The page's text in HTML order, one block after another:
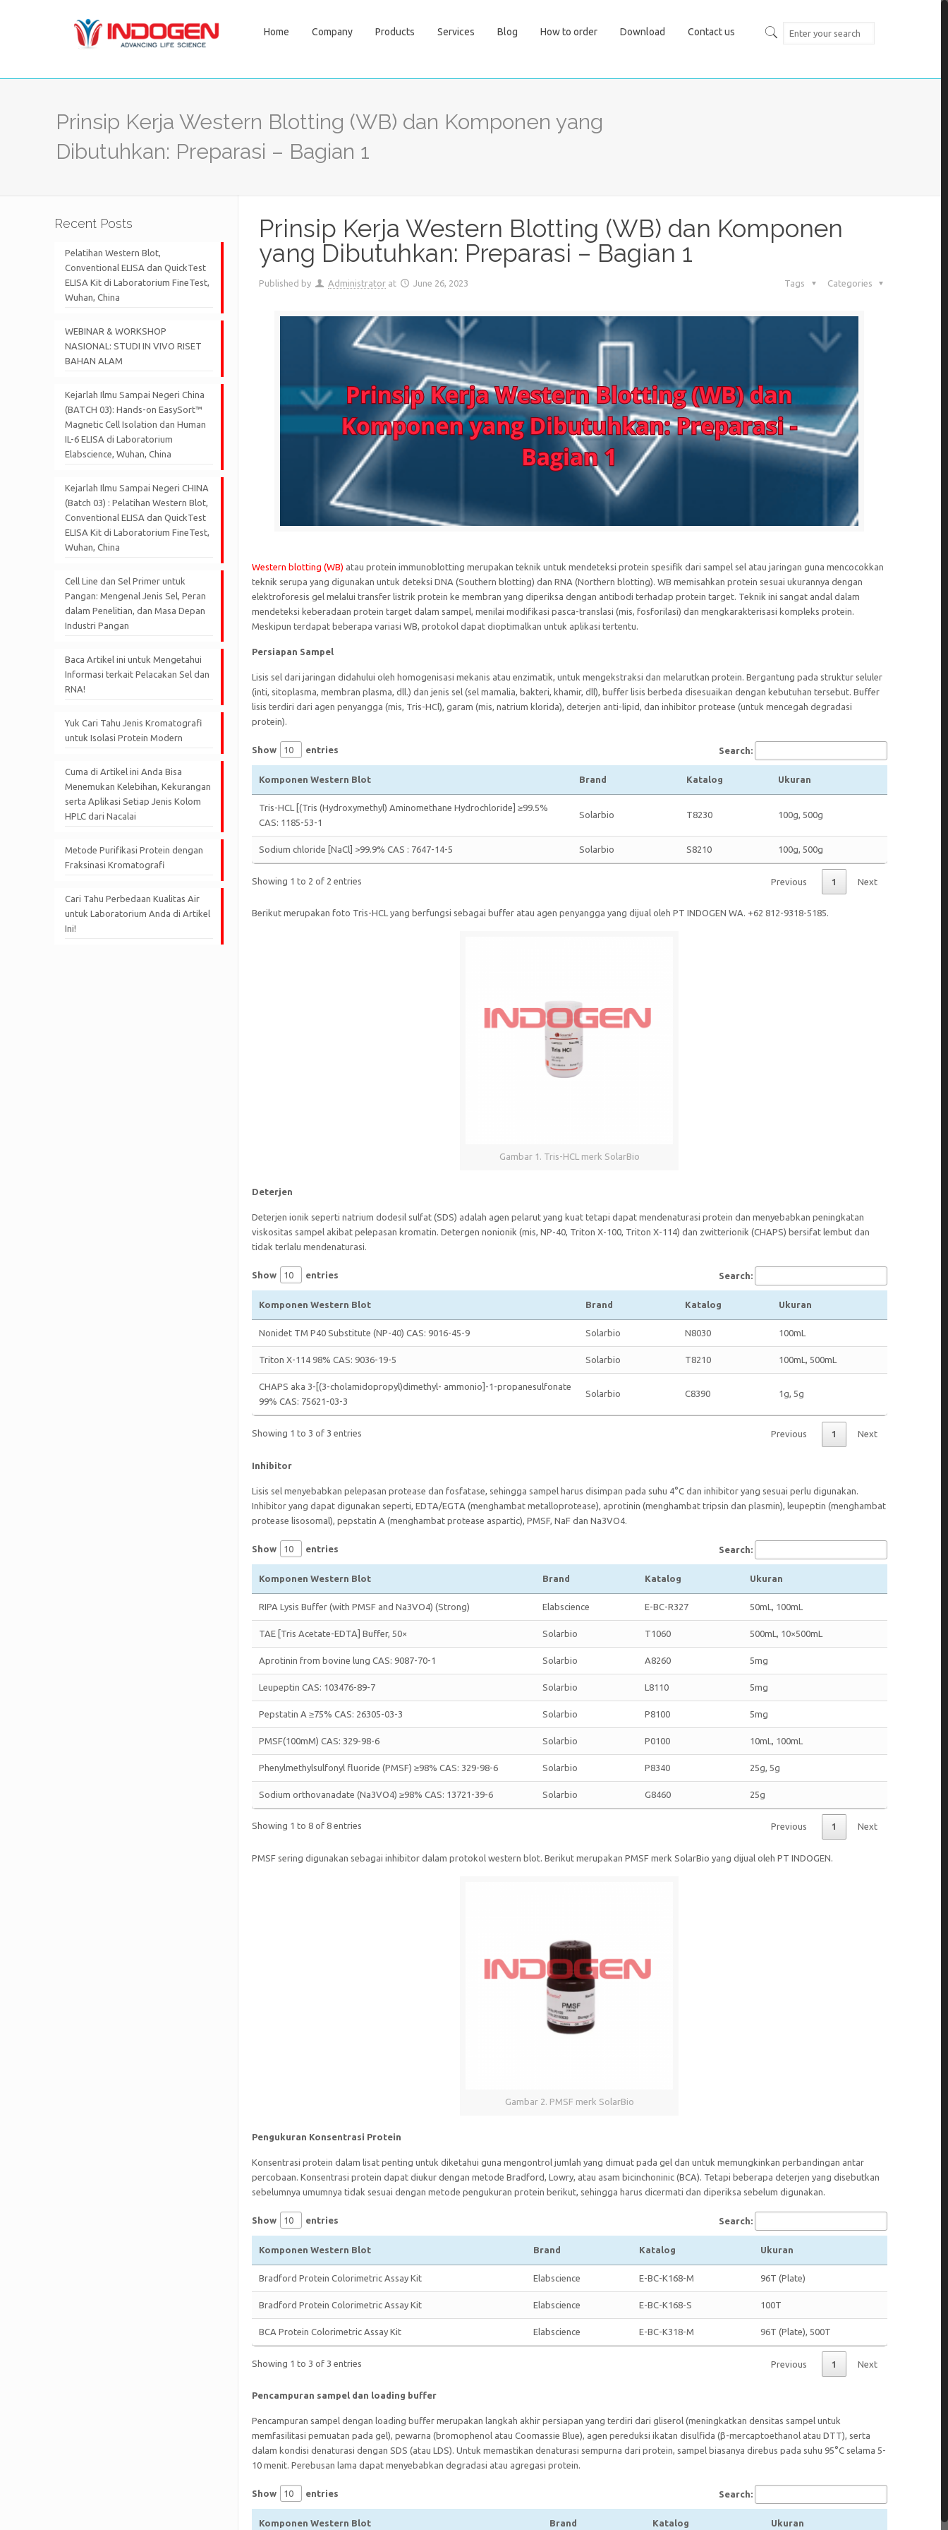
Home Company Products Services Blog How to order Download Contact us
Prinsip Kerja Western Blotting (WB) dan Komponen yang
Dibutuhkan: Preparasi – Bagian 1
Prinsip Kerja Western Blotting (WB) dan Komponen
yang Dibutuhkan: Preparasi – Bagian 1
Published by Administrator at June 26, 2023 Categories
Tags
Western blotting (WB) atau protein immunoblotting merupakan teknik untuk mendeteksi protein spesifik dari sampel sel atau jaringan guna mencocokkan
teknik serupa yang digunakan untuk deteksi DNA (Southern blotting) dan RNA (Northern blotting). WB memisahkan protein sesuai ukurannya dengan
elektroforesis gel melalui transfer listrik protein ke membran yang diperiksa dengan antibodi terhadap protein target. Teknik ini sangat andal dalam
mendeteksi keberadaan protein target dalam sampel, menilai modifikasi pasca-translasi (mis, fosforilasi) dan mengkarakterisasi kompleks protein.
Meskipun terdapat beberapa variasi WB, protokol dapat dioptimalkan untuk aplikasi tertentu.
Persiapan Sampel
Lisis sel dari jaringan didahului oleh homogenisasi mekanis atau enzimatik, untuk mengekstraksi dan melarutkan protein. Bergantung pada struktur seluler
(inti, sitoplasma, membran plasma, dll.) dan jenis sel (sel mamalia, bakteri, khamir, dll), buffer lisis berbeda disesuaikan dengan kebutuhan tersebut. Buffer
lisis terdiri dari agen penyangga (mis, Tris-HCl), garam (mis, natrium klorida), deterjen anti-lipid, dan inhibitor protease (untuk mencegah degradasi
protein).
Show entries Search:
Komponen Western Blot Brand Katalog Ukuran
Tris-HCL [(Tris (Hydroxymethyl) Aminomethane Hydrochloride] ≥99.5%
CAS: 1185-53-1
Solarbio T8230 100g, 500g
Sodium chloride [NaCl] >99.9% CAS : 7647-14-5 Solarbio S8210 100g, 500g
Showing 1 to 2 of 2 entries Previous 1 Next
Berikut merupakan foto Tris-HCL yang berfungsi sebagai buffer atau agen penyangga yang dijual oleh PT INDOGEN WA. +62 812-9318-5185.
Gambar 1. Tris-HCL merk SolarBio
Deterjen
Deterjen ionik seperti natrium dodesil sulfat (SDS) adalah agen pelarut yang kuat tetapi dapat mendenaturasi protein dan menyebabkan peningkatan
viskositas sampel akibat pelepasan kromatin. Detergen nonionik (mis, NP-40, Triton X-100, Triton X-114) dan zwitterionik (CHAPS) bersifat lembut dan
tidak terlalu mendenaturasi.
Show entries Search:
Komponen Western Blot Brand Katalog Ukuran
Nonidet TM P40 Substitute (NP-40) CAS: 9016-45-9 Solarbio N8030 100mL
Triton X-114 98% CAS: 9036-19-5 Solarbio T8210 100mL, 500mL
CHAPS aka 3-[(3-cholamidopropyl)dimethyl- ammonio]-1-propanesulfonate
99% CAS: 75621-03-3
Solarbio C8390 1g, 5g
Showing 1 to 3 of 3 entries Previous 1 Next
Inhibitor
Lisis sel menyebabkan pelepasan protease dan fosfatase, sehingga sampel harus disimpan pada suhu 4°C dan inhibitor yang sesuai perlu digunakan.
Inhibitor yang dapat digunakan seperti, EDTA/EGTA (menghambat metalloprotease), aprotinin (menghambat tripsin dan plasmin), leupeptin (menghambat
protease lisosomal), pepstatin A (menghambat protease aspartic), PMSF, NaF dan Na3VO4.
Show entries Search:
Komponen Western Blot Brand Katalog Ukuran
RIPA Lysis Buffer (with PMSF and Na3VO4) (Strong) Elabscience E-BC-R327 50mL, 100mL
TAE [Tris Acetate-EDTA] Buffer, 50× Solarbio T1060 500mL, 10×500mL
Aprotinin from bovine lung CAS: 9087-70-1 Solarbio A8260 5mg
Leupeptin CAS: 103476-89-7 Solarbio L8110 5mg
Pepstatin A ≥75% CAS: 26305-03-3 Solarbio P8100 5mg
PMSF(100mM) CAS: 329-98-6 Solarbio P0100 10mL, 100mL
Phenylmethylsulfonyl fluoride (PMSF) ≥98% CAS: 329-98-6 Solarbio P8340 25g, 5g
Sodium orthovanadate (Na3VO4) ≥98% CAS: 13721-39-6 Solarbio G8460 25g
Showing 1 to 8 of 8 entries Previous 1 Next
PMSF sering digunakan sebagai inhibitor dalam protokol western blot. Berikut merupakan PMSF merk SolarBio yang dijual oleh PT INDOGEN.
Gambar 2. PMSF merk SolarBio
Pengukuran Konsentrasi Protein
Konsentrasi protein dalam lisat penting untuk diketahui guna mengontrol jumlah yang dimuat pada gel dan untuk memungkinkan perbandingan antar
percobaan. Konsentrasi protein dapat diukur dengan metode Bradford, Lowry, atau asam bicinchoninic (BCA). Tetapi beberapa deterjen yang disebutkan
sebelumnya umumnya tidak sesuai dengan metode pengukuran protein berikut, sehingga harus dicermati dan diperiksa sebelum digunakan.
Show entries Search:
Komponen Western Blot Brand Katalog Ukuran
Bradford Protein Colorimetric Assay Kit Elabscience E-BC-K168-M 96T (Plate)
Bradford Protein Colorimetric Assay Kit Elabscience E-BC-K168-S 100T
BCA Protein Colorimetric Assay Kit Elabscience E-BC-K318-M 96T (Plate), 500T
Showing 1 to 3 of 3 entries Previous 1 Next
Pencampuran sampel dan loading buffer
Pencampuran sampel dengan loading buffer merupakan langkah akhir persiapan yang terdiri dari gliserol (meningkatkan densitas sampel untuk
memfasilitasi pemuatan pada gel), pewarna (bromophenol atau Coomassie Blue), agen pereduksi ikatan disulfida (β-mercaptoethanol atau DTT), serta
dalam kondisi denaturasi dengan SDS (atau LDS). Untuk memastikan denaturasi sempurna dari protein, sampel biasanya direbus pada suhu 95°C selama 5-
10 menit. Perebusan lama dapat menyebabkan degradasi atau agregasi protein.
Show entries Search:
Komponen Western Blot Brand Katalog Ukuran
Recent Posts
Pelatihan Western Blot,
Conventional ELISA dan QuickTest
ELISA Kit di Laboratorium FineTest,
Wuhan, China
WEBINAR & WORKSHOP
NASIONAL: STUDI IN VIVO RISET
BAHAN ALAM
Kejarlah Ilmu Sampai Negeri China
(BATCH 03): Hands-on EasySort™
Magnetic Cell Isolation dan Human
IL-6 ELISA di Laboratorium
Elabscience, Wuhan, China
Kejarlah Ilmu Sampai Negeri CHINA
(Batch 03) : Pelatihan Western Blot,
Conventional ELISA dan QuickTest
ELISA Kit di Laboratorium FineTest,
Wuhan, China
Cell Line dan Sel Primer untuk
Pangan: Mengenal Jenis Sel, Peran
dalam Penelitian, dan Masa Depan
Industri Pangan
Baca Artikel ini untuk Mengetahui
Informasi terkait Pelacakan Sel dan
RNA!
Yuk Cari Tahu Jenis Kromatografi
untuk Isolasi Protein Modern
Cuma di Artikel ini Anda Bisa
Menemukan Kelebihan, Kekurangan
serta Aplikasi Setiap Jenis Kolom
HPLC dari Nacalai
Metode Purifikasi Protein dengan
Fraksinasi Kromatografi
Cari Tahu Perbedaan Kualitas Air
untuk Laboratorium Anda di Artikel
Ini!